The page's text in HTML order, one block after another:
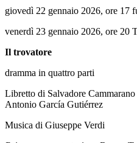
giovedì 22 gennaio 2026, ore 17
venerdì 23 gennaio 2026, ore 20
Il trovatore
dramma in quattro parti
Libretto di Salvadore
Antonio García Gutiérrez
Musica di Giuseppe Verdi